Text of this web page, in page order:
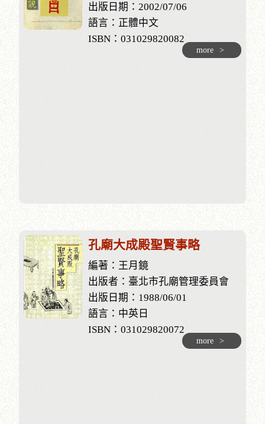
出版日期：2002/07/06
語言：正體中文
ISBN：031029820082
more >
孔廟大成殿聖賢事略
編著：王月鏡
出版者：臺北市孔廟管理委員會
出版日期：1988/06/01
語言：中英日
ISBN：031029820072
more >